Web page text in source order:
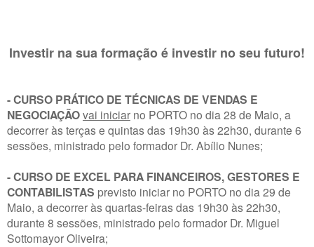
Investir na sua formação é investir no seu futuro!
- CURSO PRÁTICO DE TÉCNICAS DE VENDAS E
NEGOCIAÇÃOvai iniciar no PORTO no dia 28 de Maio, a
decorrer às terças e quintas das 19h30 às 22h30, durante 6
sessões, ministrado pelo formador Dr. Abílio Nunes;
- CURSO DE EXCEL PARA FINANCEIROS, GESTORES E
CONTABILISTAS previsto iniciar no PORTO no dia 29 de
Maio, a decorrer às quartas-feiras das 19h30 às 22h30,
durante 8 sessões, ministrado pelo formador Dr. Miguel
Sottomayor Oliveira;